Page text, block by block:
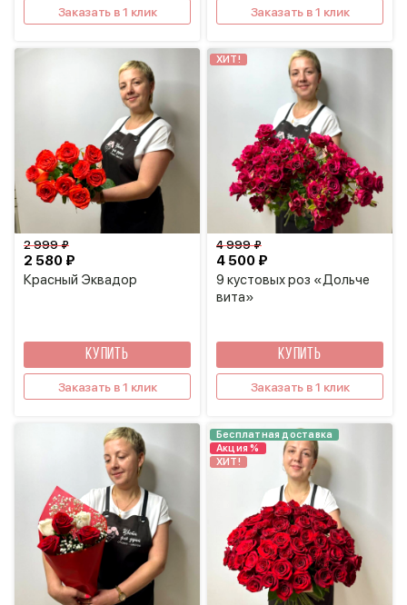
Заказать в 1 клик Заказать в 1 клик
Красный Эквадор
2 580 ₽
2 999 ₽
КУПИТЬ
Заказать в 1 клик
ХИТ!
9 кустовых роз «Дольче
вита»
4 500 ₽
4 999 ₽
КУПИТЬ
Заказать в 1 клик
Бесплатная доставка
Акция %
ХИТ!